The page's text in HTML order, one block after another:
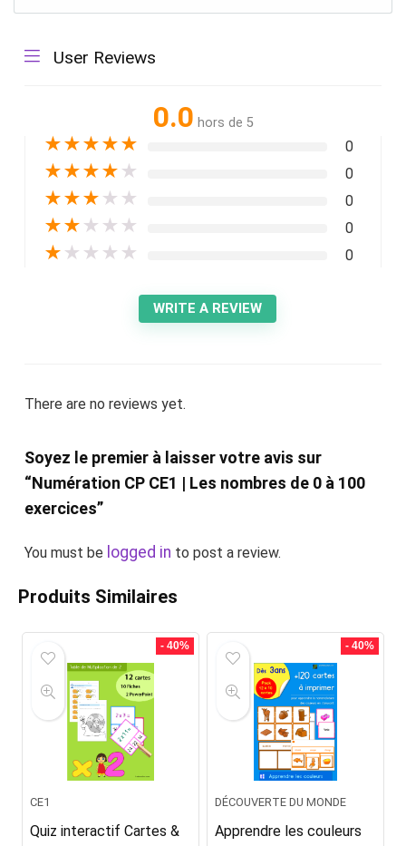
User Reviews
0.0 hors de 5
★★★★★ 0
★★★★ ★ 0
★★★ ★ ★ 0
★★ ★ ★ ★ 0
★ ★ ★ ★ ★ 0
WRITE A REVIEW
There are no reviews yet.
Soyez le premier à laisser votre avis sur
“Numération CP CE1 | Les nombres de 0 à 100
exercices”
You must be logged in to post a review.
Produits Similaires
- 40%
CE1
Quiz interactif Cartes &
- 40%
DÉCOUVERTE DU MONDE
Apprendre les couleurs